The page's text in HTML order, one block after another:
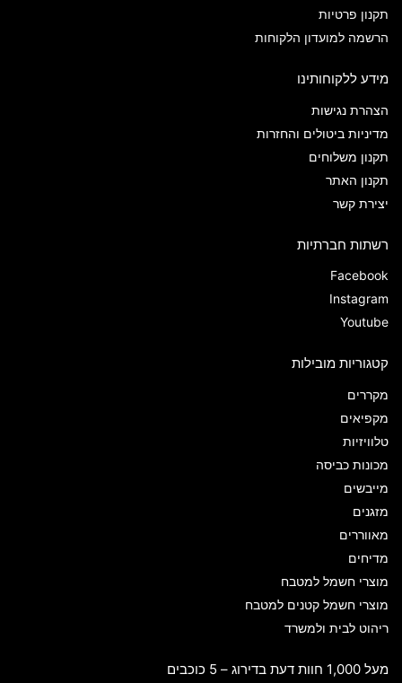
תקנון פרטיות
הרשמה למועדון הלקוחות
מידע ללקוחותינו
הצהרת נגישות
מדיניות ביטולים והחזרות
תקנון משלוחים
תקנון האתר
יצירת קשר
רשתות חברתיות
Facebook
Instagram
Youtube
קטגוריות מובילות
מקררים
מקפיאים
טלוויזיות
מכונות כביסה
מייבשים
מזגנים
מאווררים
מדיחים
מוצרי חשמל למטבח
מוצרי חשמל קטנים למטבח
ריהוט לבית ולמשרד
מעל 1,000 חוות דעת בדירוג – 5 כוכבים